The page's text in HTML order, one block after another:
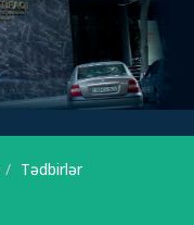
Tədbirlər